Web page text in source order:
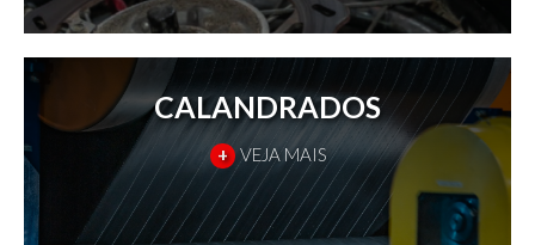
CALANDRADOS
+ VEJA MAIS